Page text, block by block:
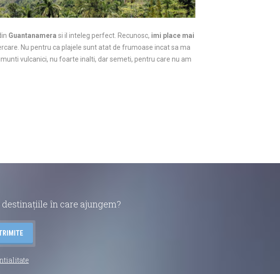
Guantanamera si il inteleg perfect. Recunosc, imi place mai
Nu pentru ca plajele sunt atat de frumoase incat sa ma
vulcanici, nu foarte inalti, dar semeti, pentru care nu am
în care ajungem?